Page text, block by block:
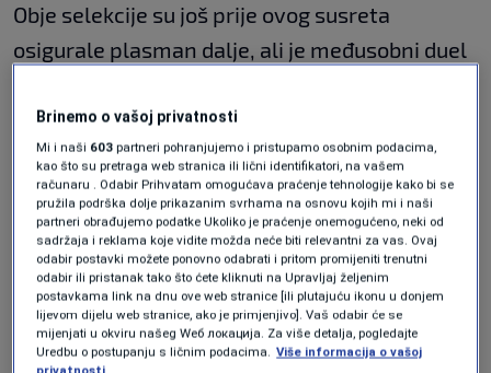
Obje selekcije su još prije ovog susreta
osigurale plasman dalje, ali je međusobni duel
nastavak takmičenja ponijeti dva boda.
Švedska je odigrala izuzetno sigurno i
ubjedljivo slavila, završivši grupnu fazu s
maksimalnim učinkom od tri pobjede, dok je
Hrvatska takmičenje u grupi okončala s
omjerom 2-1.
Domaći tim predvodili su Eric Johansson i
Brinemo o vašoj privatnosti
Mi i naši 603 partneri pohranjujemo i pristupamo osobnim podacima,
kao što su pretraga web stranica ili lični identifikatori, na vašem
računaru . Odabir Prihvatam omogućava praćenje tehnologije kako bi se
pružila podrška dolje prikazanim svrhama na osnovu kojih mi i naši
partneri obrađujemo podatke Ukoliko je praćenje onemogućeno, neki od
sadržaja i reklama koje vidite možda neće biti relevantni za vas. Ovaj
odabir postavki možete ponovno odabrati i pritom promijeniti trenutni
odabir ili pristanak tako što ćete kliknuti na Upravljaj željenim
postavkama link na dnu ove web stranice [ili plutajuću ikonu u donjem
lijevom dijelu web stranice, ako je primjenjivo]. Vaš odabir će se
mijenjati u okviru našeg Wеб локација. Za više detalja, pogledajte
Uredbu o postupanju s ličnim podacima. Više informacija o vašoj